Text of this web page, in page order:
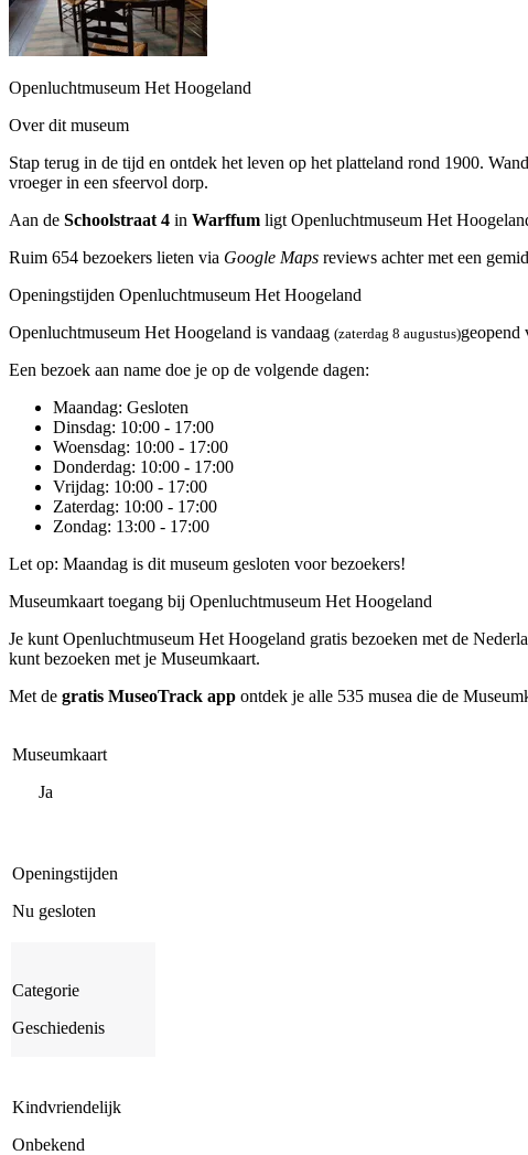
Openluchtmuseum Het Hoogeland
Over dit museum
Stap terug in de tijd en ontdek het leven op het platteland rond 1900.
vroeger in een sfeervol dorp.
Aan de Schoolstraat 4 in Warffum ligt Openluchtmuseum Het
Ruim 654 bezoekers lieten via Google Maps reviews achter met een
Openingstijden Openluchtmuseum Het Hoogeland
Openluchtmuseum Het Hoogeland is vandaag (zaterdag 8 augustus)geopend
Een bezoek aan name doe je op de volgende dagen:
Maandag: Gesloten
Dinsdag: 10:00 - 17:00
Woensdag: 10:00 - 17:00
Donderdag: 10:00 - 17:00
Vrijdag: 10:00 - 17:00
Zaterdag: 10:00 - 17:00
Zondag: 13:00 - 17:00
Let op: Maandag is dit museum gesloten voor bezoekers!
Museumkaart toegang bij Openluchtmuseum Het Hoogeland
Je kunt Openluchtmuseum Het Hoogeland gratis bezoeken met de
kunt bezoeken met je Museumkaart.
Met de gratis MuseoTrack app ontdek je alle 535 musea die de
Museumkaart
Ja
Openingstijden
Nu gesloten
Categorie
Geschiedenis
Kindvriendelijk
Onbekend